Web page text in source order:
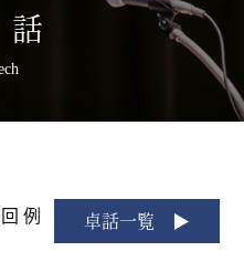
卓話一覧
例